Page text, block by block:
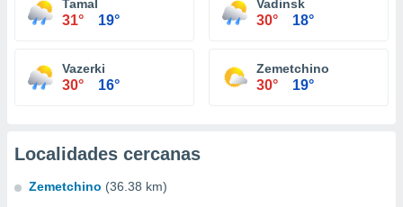
Tamal
31° 19°
Vadinsk
30° 18°
Vazerki
30° 16°
Zemetchino
30° 19°
Localidades cercanas
Zemetchino (36.38 km)